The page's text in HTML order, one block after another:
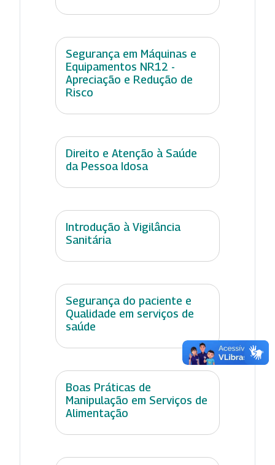
Segurança em Máquinas e
Equipamentos NR12 -
Apreciação e Redução de
Risco
Direito e Atenção à Saúde
da Pessoa Idosa
Introdução à Vigilância
Sanitária
Segurança do paciente e
Qualidade em serviços de
saúde
Boas Práticas de
Manipulação em Serviços de
Alimentação